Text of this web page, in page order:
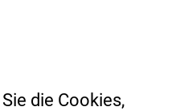
die Cookies,